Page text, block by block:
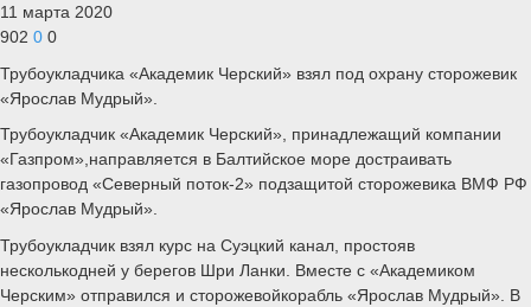
11 марта 2020
902 0 0
Трубоукладчика «Академик Черский» взял под охрану сторожевик
«Ярослав Мудрый».
Трубоукладчик «Академик Черский», принадлежащий компании
«Газпром»,направляется в Балтийское море достраивать
газопровод «Северный поток-2» подзащитой сторожевика ВМФ РФ
«Ярослав Мудрый».
Трубоукладчик взял курс на Суэцкий канал, простояв
несколькодней у берегов Шри Ланки. Вместе с «Академиком
Черским» отправился и сторожевойкорабль «Ярослав Мудрый». В